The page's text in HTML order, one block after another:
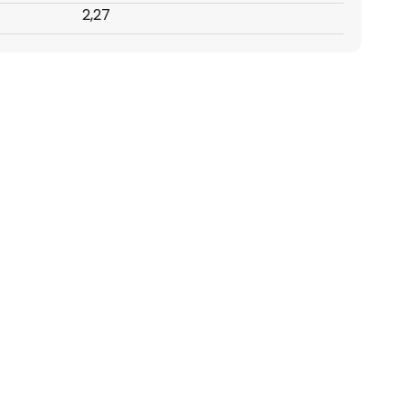
2,27